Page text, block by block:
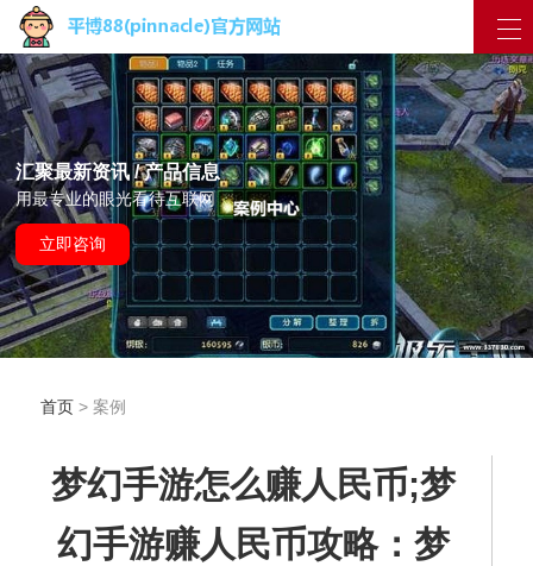
汇聚最新资讯 / 产品信息
用最专业的眼光看待互联网
立即咨询
首页> 案例
梦幻手游怎么赚人民币;梦
幻手游赚人民币攻略：梦